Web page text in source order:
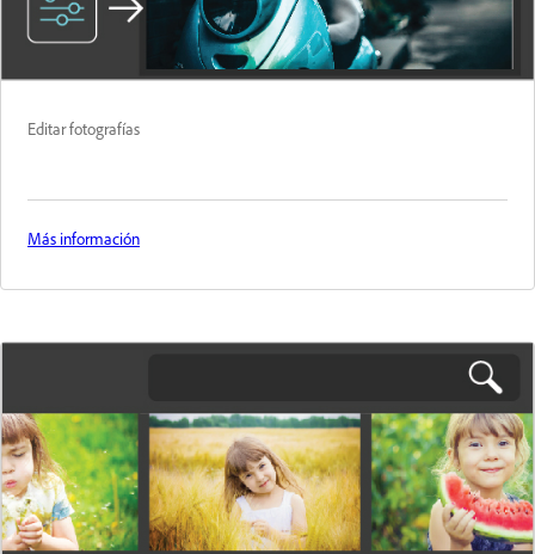
Editar fotografías
Más información